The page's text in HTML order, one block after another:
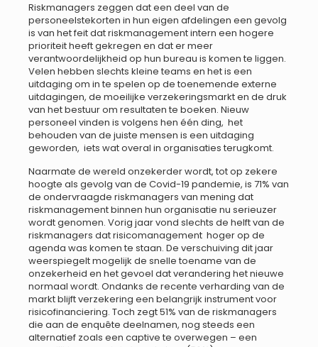
Riskmanagers zeggen dat een deel van de
personeelstekorten in hun eigen afdelingen een gevolg
is van het feit dat riskmanagement intern een hogere
prioriteit heeft gekregen en dat er meer
verantwoordelijkheid op hun bureau is komen te liggen.
Velen hebben slechts kleine teams en het is een
uitdaging om in te spelen op de toenemende externe
uitdagingen, de moeilijke verzekeringsmarkt en de druk
van het bestuur om resultaten te boeken. Nieuw
personeel vinden is volgens hen één ding, het
behouden van de juiste mensen is een uitdaging
geworden, iets wat overal in organisaties terugkomt.
Naarmate de wereld onzekerder wordt, tot op zekere
hoogte als gevolg van de Covid-19 pandemie, is 71% van
de ondervraagde riskmanagers van mening dat
riskmanagement binnen hun organisatie nu serieuzer
wordt genomen. Vorig jaar vond slechts de helft van de
riskmanagers dat risicomanagement hoger op de
agenda was komen te staan. De verschuiving dit jaar
weerspiegelt mogelijk de snelle toename van de
onzekerheid en het gevoel dat verandering het nieuwe
normaal wordt. Ondanks de recente verharding van de
markt blijft verzekering een belangrijk instrument voor
risicofinanciering. Toch zegt 51% van de riskmanagers
die aan de enquête deelnamen, nog steeds een
alternatief zoals een captive te overwegen – een